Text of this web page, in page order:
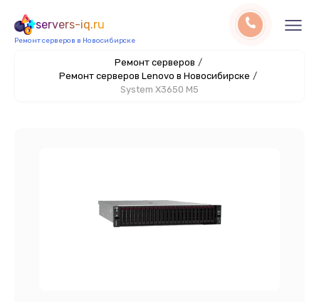
servers-iq.ru
Ремонт серверов в Новосибирске
Ремонт серверов /
Ремонт серверов Lenovo в Новосибирске /
System X3650 M5